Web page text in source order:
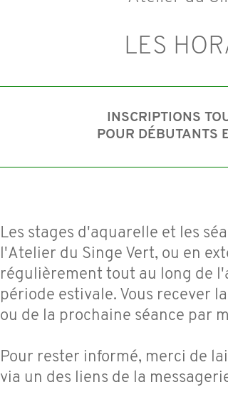
LES
INSCRIPTIONS
POUR DÉBUTANTS
Les stages d'aquarelle et les
l'Atelier du Singe Vert, ou en
régulièrement tout au long de
période estivale. Vous recever
ou de la prochaine séance par
Pour rester informé, merci de
via un des liens de la